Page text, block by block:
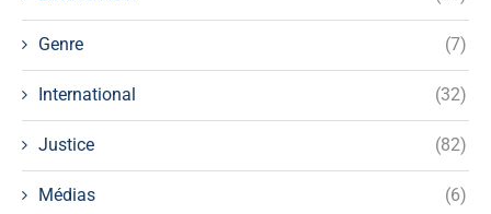
Genre (7)
International (32)
Justice (82)
Médias (6)